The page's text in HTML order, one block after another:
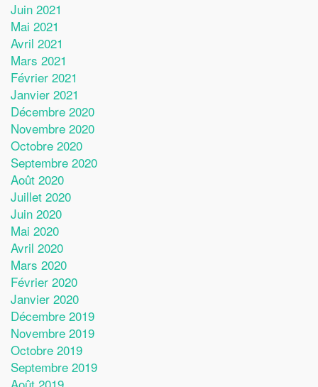
Juin 2021
Mai 2021
Avril 2021
Mars 2021
Février 2021
Janvier 2021
Décembre 2020
Novembre 2020
Octobre 2020
Septembre 2020
Août 2020
Juillet 2020
Juin 2020
Mai 2020
Avril 2020
Mars 2020
Février 2020
Janvier 2020
Décembre 2019
Novembre 2019
Octobre 2019
Septembre 2019